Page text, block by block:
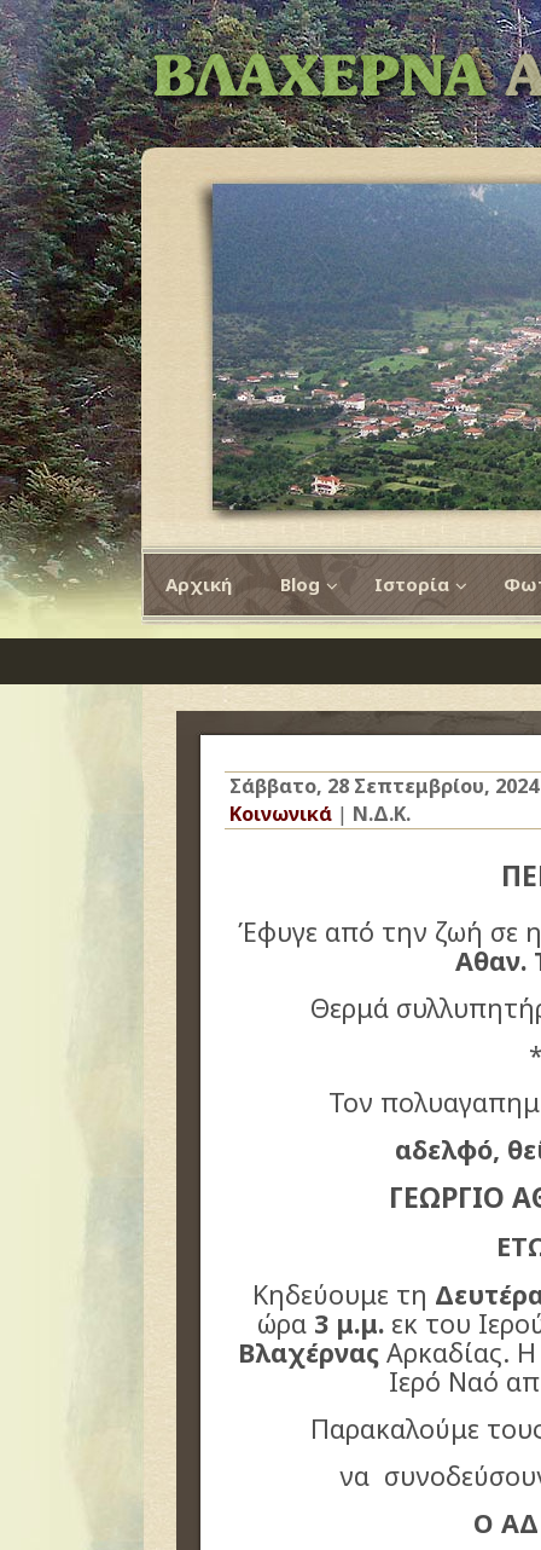
Αρχική Blog Ιστορία
Σάββατο, 28 Σεπτεμβρίου, 2024
Κοινωνικά | Ν.Δ.Κ.
Έφυγε από την ζωή σε
Αθαν.
Θερμά
Τον
αδελφό,
ΓΕΩΡΓΙΟ
Κηδεύουμε τη
ώρα 3 μ.μ. εκ του
Βλαχέρνας Αρκαδίας. Η
Ιερό Ναό
Παρακαλούμε
να
Ο